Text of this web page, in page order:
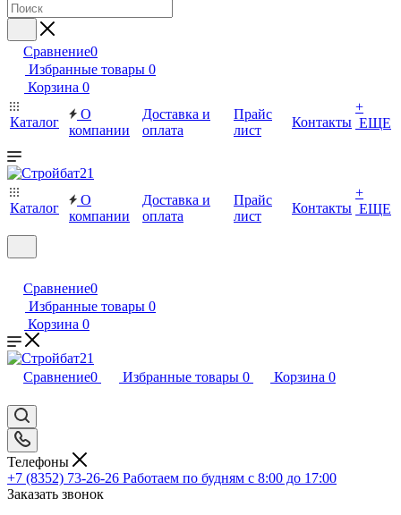
Сравнение0
Избранные товары 0
Корзина 0
Каталог
О
компании
Доставка и
оплата
Прайс
лист
Контакты
+
ЕЩЕ
Каталог
О
компании
Доставка и
оплата
Прайс
лист
Контакты
+
ЕЩЕ
Сравнение0
Избранные товары 0
Корзина 0
Сравнение0 Избранные товары 0 Корзина 0
Телефоны
+7 (8352) 73-26-26 Работаем по будням с 8:00 до 17:00
Заказать звонок